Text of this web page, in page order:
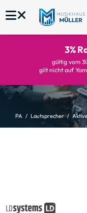
3%
gültig vom
gilt nicht auf
PA Lautsprecher